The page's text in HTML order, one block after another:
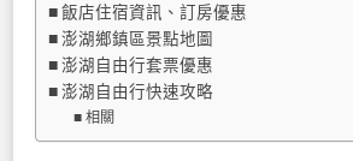
飯店住宿資訊、訂房優惠
澎湖鄉鎮區景點地圖
澎湖自由行套票優惠
澎湖自由行快速攻略
相關